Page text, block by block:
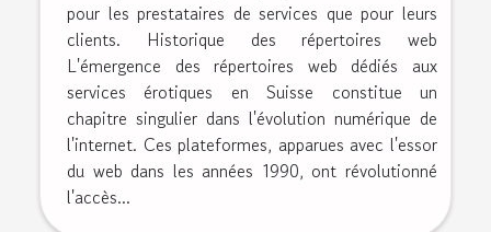
pour les prestataires de services que pour leurs
clients. Historique des répertoires web
L'émergence des répertoires web dédiés aux
services érotiques en Suisse constitue un
chapitre singulier dans l'évolution numérique de
l'internet. Ces plateformes, apparues avec l'essor
du web dans les années 1990, ont révolutionné
l'accès...